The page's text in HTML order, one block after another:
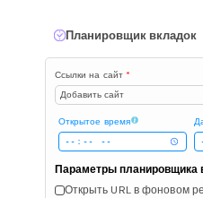
Планировщик вкладок
Ссылки на сайт *
Добавить сайт
Открытое время
Параметры планировщика
Открыть URL в фоновом